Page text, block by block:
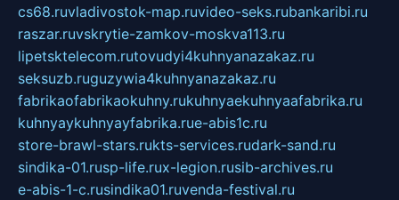
cs68.ruvladivostok-map.ruvideo-seks.rubankaribi.ru
raszar.ruvskrytie-zamkov-moskva113.ru
lipetsktelecom.rutovudyi4kuhnyanazakaz.ru
seksuzb.ruguzywia4kuhnyanazakaz.ru
fabrikaofabrikaokuhny.rukuhnyaekuhnyaafabrika.ru
kuhnyaykuhnyayfabrika.rue-abis1c.ru
store-brawl-stars.rukts-services.rudark-sand.ru
sindika-01.rusp-life.rux-legion.rusib-archives.ru
e-abis-1-c.rusindika01.ruvenda-festival.ru